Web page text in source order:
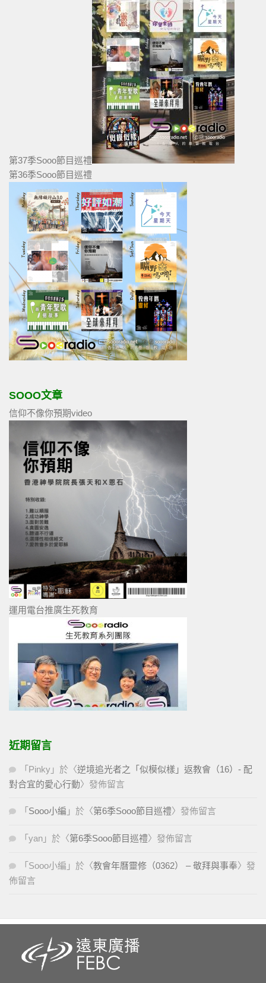
第37季Sooo節目巡禮
第36季Sooo節目巡禮
SOOO文章
信仰不像你預期video
運用電台推廣生死教育
近期留言
「 Pinky 」於〈逆境追光者之「似模似樣」返教會（16）- 配
對合宜的愛心行動〉發佈留言
「 Sooo小編 」於〈第6季Sooo節目巡禮〉發佈留言
「 yan 」於〈第6季Sooo節目巡禮〉發佈留言
「 Sooo小編 」於〈教會年曆靈修（0362） – 敬拜與事奉〉發
佈留言